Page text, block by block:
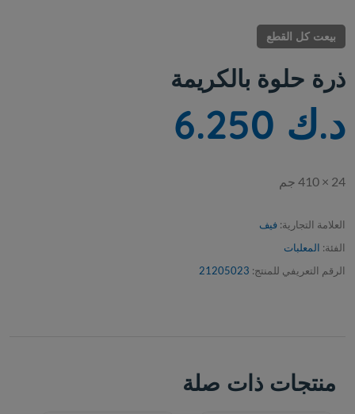
بيعت كل القطع
ذرة حلوة بالكريمة
د.ك 6.250
24 × 410 جم
العلامة التجارية: فيف
الفئة: المعلبات
الرقم التعريفي للمنتج: 21205023
منتجات ذات صلة